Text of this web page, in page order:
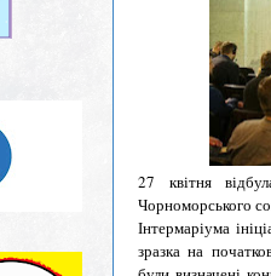
27 квітня
Чорноморського
Інтермаріума
зразка на